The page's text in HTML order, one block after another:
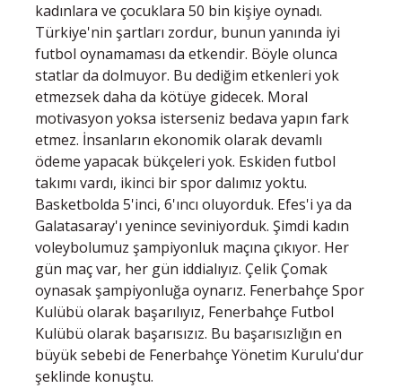
kadınlara ve çocuklara 50 bin kişiye oynadı.
Türkiye'nin şartları zordur, bunun yanında iyi
futbol oynamaması da etkendir. Böyle olunca
statlar da dolmuyor. Bu dediğim etkenleri yok
etmezsek daha da kötüye gidecek. Moral
motivasyon yoksa isterseniz bedava yapın fark
etmez. İnsanların ekonomik olarak devamlı
ödeme yapacak bükçeleri yok. Eskiden futbol
takımı vardı, ikinci bir spor dalımız yoktu.
Basketbolda 5'inci, 6'ıncı oluyorduk. Efes'i ya da
Galatasaray'ı yenince seviniyorduk. Şimdi kadın
voleybolumuz şampiyonluk maçına çıkıyor. Her
gün maç var, her gün iddialıyız. Çelik Çomak
oynasak şampiyonluğa oynarız. Fenerbahçe Spor
Kulübü olarak başarılıyız, Fenerbahçe Futbol
Kulübü olarak başarısızız. Bu başarısızlığın en
büyük sebebi de Fenerbahçe Yönetim Kurulu'dur
şeklinde konuştu.